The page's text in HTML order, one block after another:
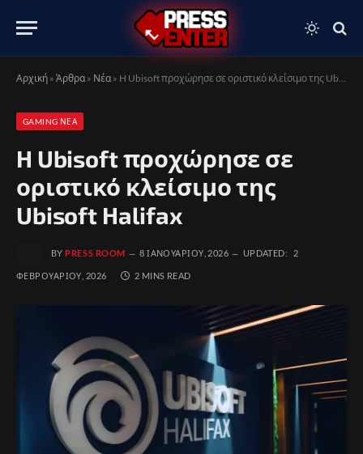
Αρχική » Άρθρα » Νέα » H Ubisoft προχώρησε σε οριστικό κλείσιμο της Ubisoft Halifax
GAMING ΝΈΑ
H Ubisoft προχώρησε σε
οριστικό κλείσιμο της
Ubisoft Halifax
BY PRESS ROOM 8 ΙΑΝΟΥΑΡΊΟΥ, 2026 UPDATED: 2
ΦΕΒΡΟΥΑΡΊΟΥ, 2026 2 MINS READ